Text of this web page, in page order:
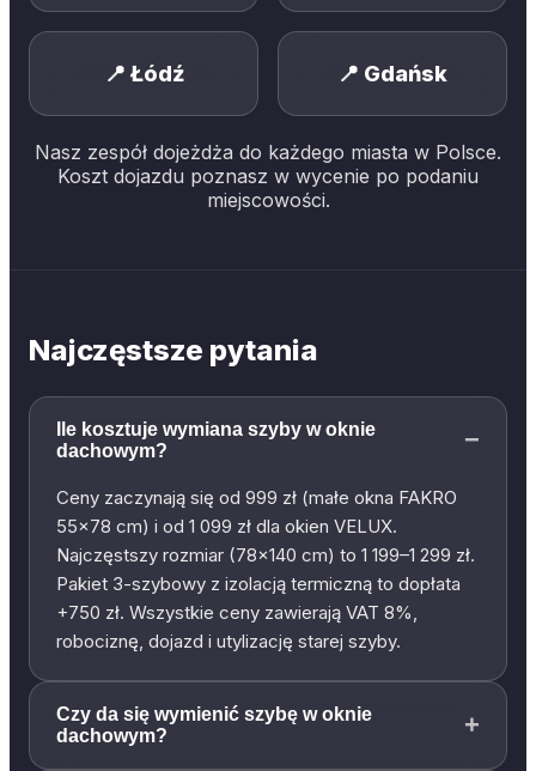
📍 Łódź 📍 Gdańsk
Nasz zespół dojeżdża do każdego miasta w Polsce.
Koszt dojazdu poznasz w wycenie po podaniu
miejscowości.
Najczęstsze pytania
Ile kosztuje wymiana szyby w oknie
dachowym?
−
Ceny zaczynają się od 999 zł (małe okna FAKRO
55×78 cm) i od 1 099 zł dla okien VELUX.
Najczęstszy rozmiar (78×140 cm) to 1 199–1 299 zł.
Pakiet 3-szybowy z izolacją termiczną to dopłata
+750 zł. Wszystkie ceny zawierają VAT 8%,
robociznę, dojazd i utylizację starej szyby.
Czy da się wymienić szybę w oknie
dachowym?
+